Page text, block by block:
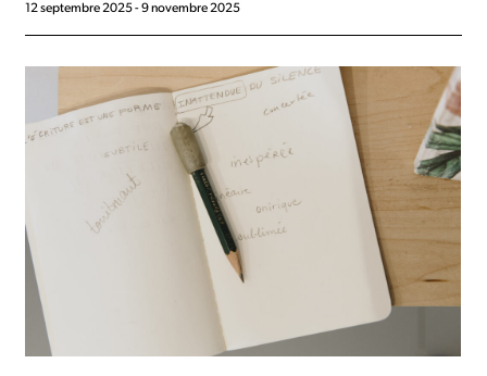
12 septembre 2025 - 9 novembre 2025